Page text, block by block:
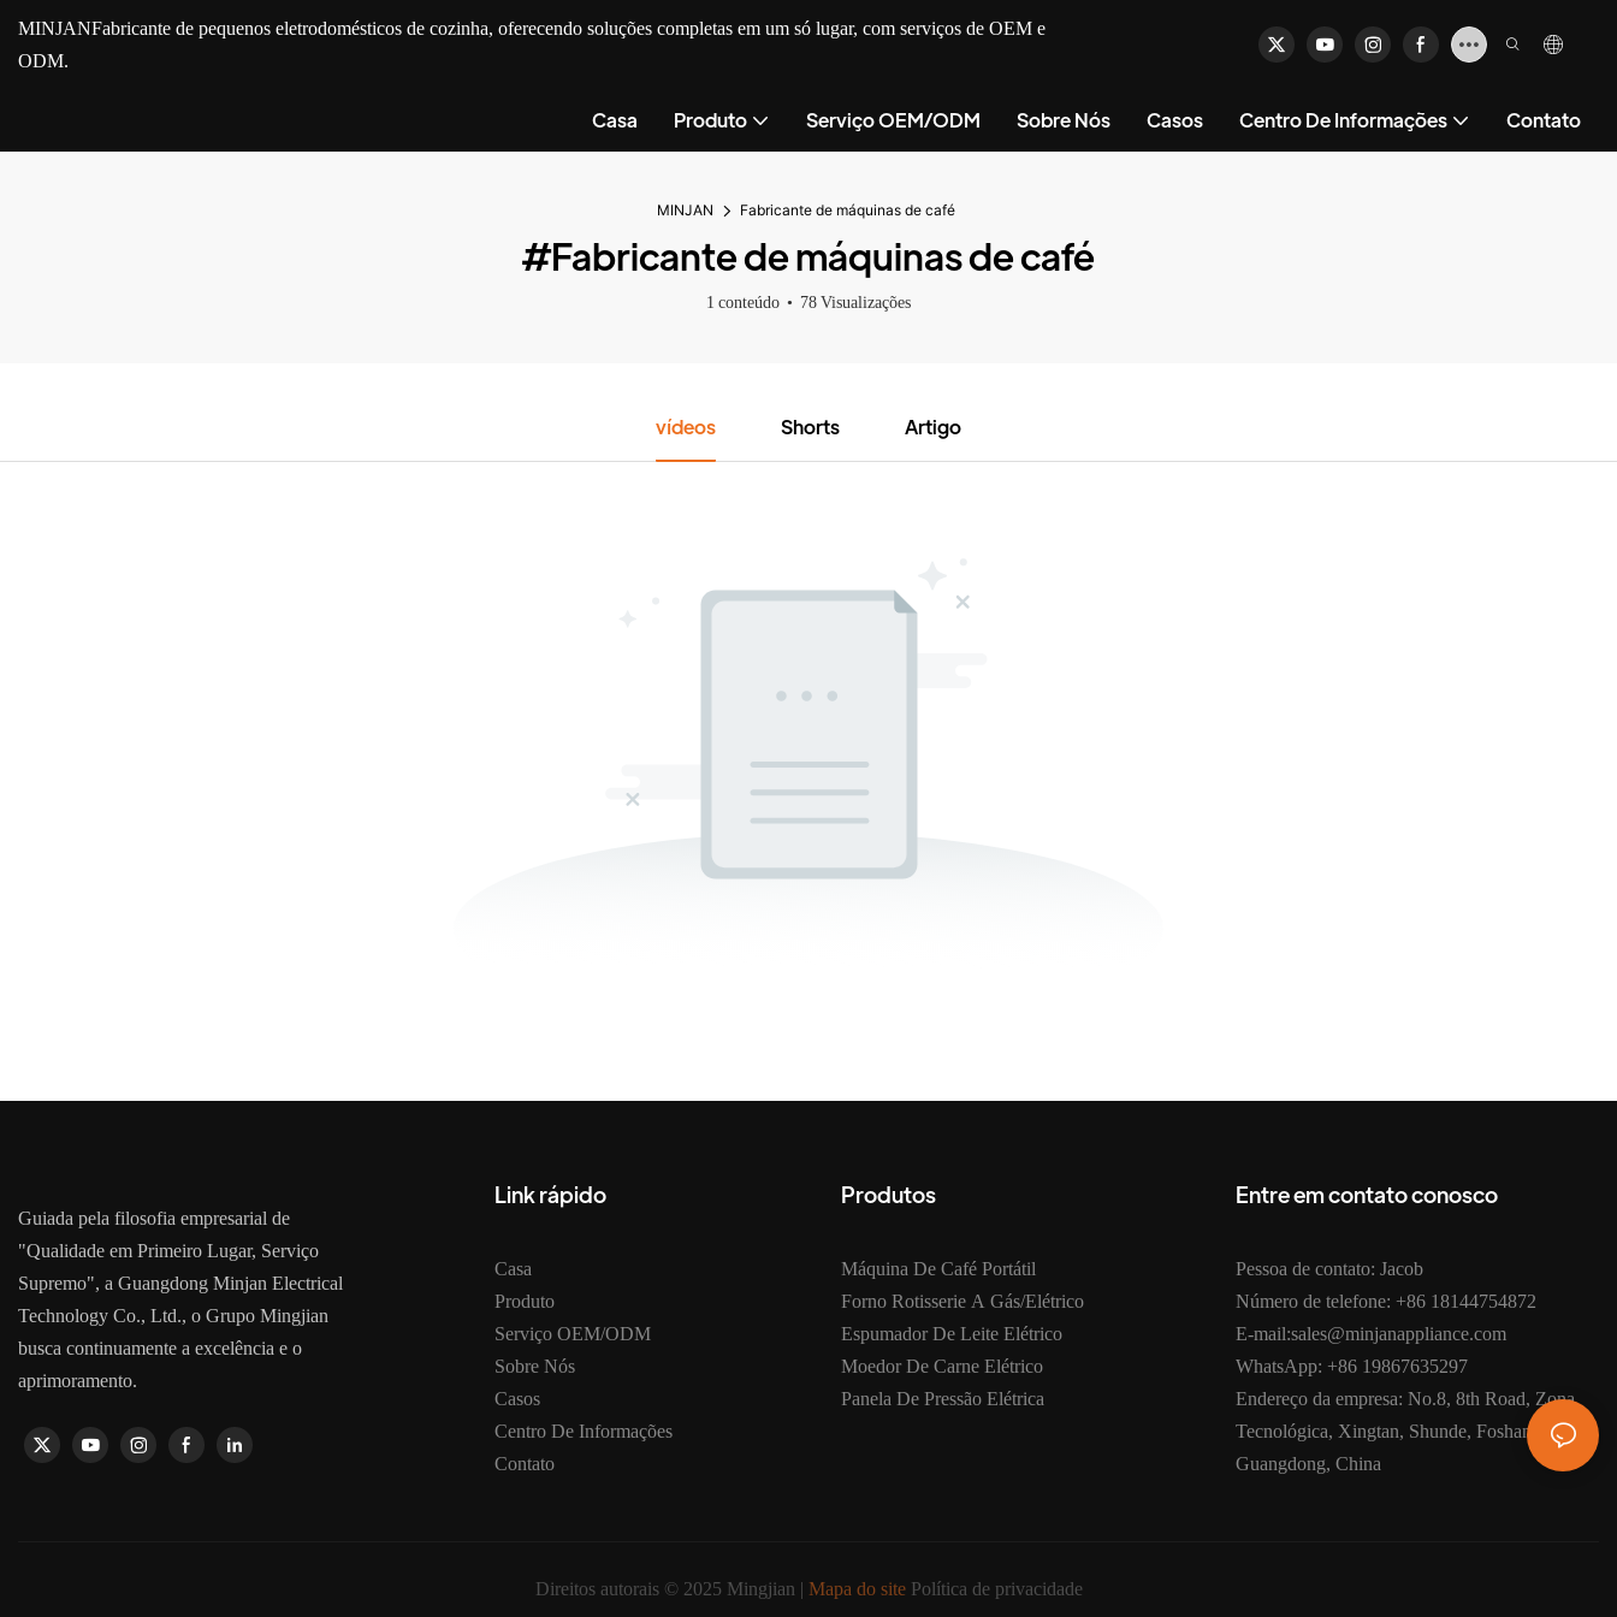
MINJANFabricante de pequenos eletrodomésticos de cozinha, oferecendo soluções completas em um só lugar, com serviços de OEM e
ODM.
Casa Produto Serviço OEM/ODM Sobre Nós Casos Centro De Informações Contato
MINJAN Fabricante de máquinas de café
#Fabricante de máquinas de café
1 conteúdo 78 Visualizações
vídeos Shorts Artigo
Guiada pela filosofia empresarial de
"Qualidade em Primeiro Lugar, Serviço
Supremo", a Guangdong Minjan Electrical
Technology Co., Ltd., o Grupo Mingjian
busca continuamente a excelência e o
aprimoramento.
Link rápido
Casa
Produto
Serviço OEM/ODM
Sobre Nós
Casos
Centro De Informações
Contato
Produtos
Máquina De Café Portátil
Forno Rotisserie A Gás/elétrico
Espumador De Leite Elétrico
Moedor De Carne Elétrico
Panela De Pressão Elétrica
Entre em contato conosco
Pessoa de contato: Jacob
Número de telefone: +86 18144754872
E-mail:sales@minjanappliance.com
WhatsApp: +86 19867635297
Endereço da empresa: No.8, 8th Road, Zona
Tecnológica, Xingtan, Shunde, Foshan,
Guangdong, China
Direitos autorais © 2025 Mingjian | Mapa do site Política de privacidade